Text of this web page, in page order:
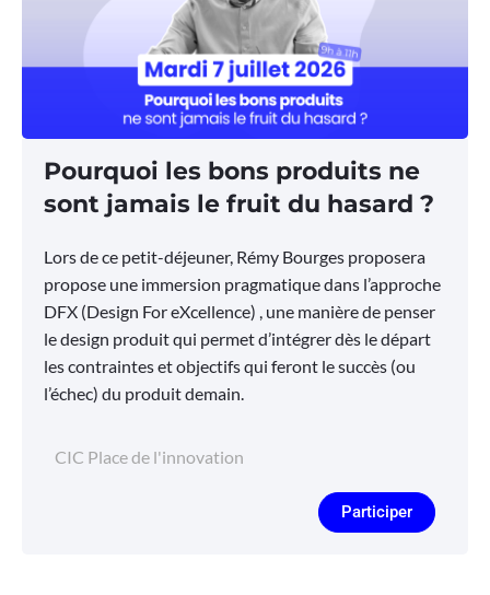
Pourquoi les bons produits ne
sont jamais le fruit du hasard ?
Lors de ce petit-déjeuner, Rémy Bourges proposera
propose une immersion pragmatique dans l’approche
DFX (Design For eXcellence) , une manière de penser
le design produit qui permet d’intégrer dès le départ
les contraintes et objectifs qui feront le succès (ou
l’échec) du produit demain.
CIC Place de l'innovation
Participer